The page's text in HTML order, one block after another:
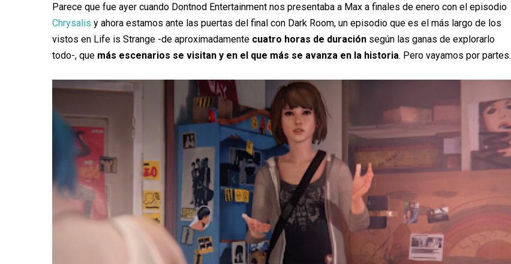
Parece que fue ayer cuando Dontnod Entertainment nos presentaba a Max a finales de enero con el episodio
Chrysalis y ahora estamos ante las puertas del final con Dark Room, un episodio que es el más largo de los
vistos en Life is Strange -de aproximadamente cuatro horas de duración según las ganas de explorarlo
todo-, que más escenarios se visitan y en el que más se avanza en la historia. Pero vayamos por partes.